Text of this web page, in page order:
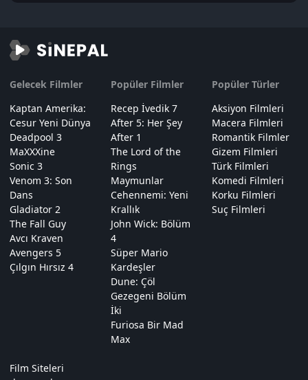
Gelecek Filmler
Kaptan Amerika:
Cesur Yeni Dünya
Deadpool 3
MaXXXine
Sonic 3
Venom 3: Son
Dans
Gladiator 2
The Fall Guy
Avcı Kraven
Avengers 5
Çılgın Hırsız 4
Popüler Filmler
Recep İvedik 7
After 5: Her Şey
After 1
The Lord of the
Rings
Maymunlar
Cehennemi: Yeni
Krallık
John Wick: Bölüm
4
Süper Mario
Kardeşler
Dune: Çöl
Gezegeni Bölüm
İki
Furiosa Bir Mad
Max
Popüler Türler
Aksiyon Filmleri
Macera Filmleri
Romantik Filmler
Gizem Filmleri
Türk Filmleri
Komedi Filmleri
Korku Filmleri
Suç Filmleri
Film Siteleri